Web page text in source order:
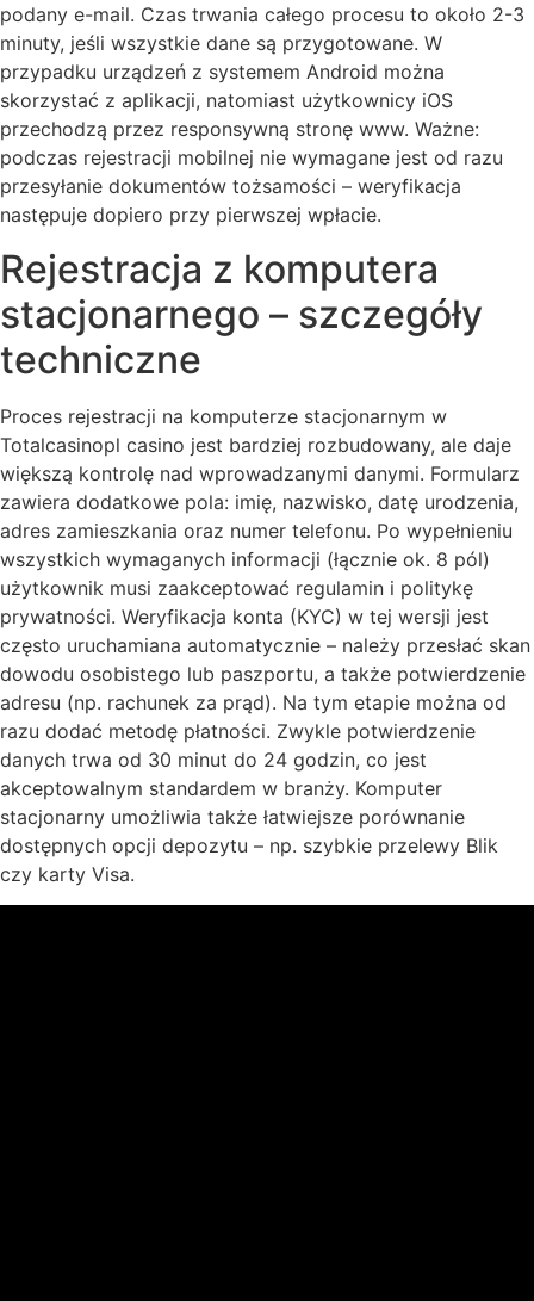
podany e-mail. Czas trwania całego procesu to około 2-3
minuty, jeśli wszystkie dane są przygotowane. W
przypadku urządzeń z systemem Android można
skorzystać z aplikacji, natomiast użytkownicy iOS
przechodzą przez responsywną stronę www. Ważne:
podczas rejestracji mobilnej nie wymagane jest od razu
przesyłanie dokumentów tożsamości – weryfikacja
następuje dopiero przy pierwszej wpłacie.
Rejestracja z komputera
stacjonarnego – szczegóły
techniczne
Proces rejestracji na komputerze stacjonarnym w
Totalcasinopl casino jest bardziej rozbudowany, ale daje
większą kontrolę nad wprowadzanymi danymi. Formularz
zawiera dodatkowe pola: imię, nazwisko, datę urodzenia,
adres zamieszkania oraz numer telefonu. Po wypełnieniu
wszystkich wymaganych informacji (łącznie ok. 8 pól)
użytkownik musi zaakceptować regulamin i politykę
prywatności. Weryfikacja konta (KYC) w tej wersji jest
często uruchamiana automatycznie – należy przesłać skan
dowodu osobistego lub paszportu, a także potwierdzenie
adresu (np. rachunek za prąd). Na tym etapie można od
razu dodać metodę płatności. Zwykle potwierdzenie
danych trwa od 30 minut do 24 godzin, co jest
akceptowalnym standardem w branży. Komputer
stacjonarny umożliwia także łatwiejsze porównanie
dostępnych opcji depozytu – np. szybkie przelewy Blik
czy karty Visa.